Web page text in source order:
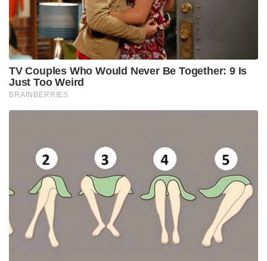
TV Couples Who Would Never Be Together: 9 Is
Just Too Weird
BRAINBERRIES